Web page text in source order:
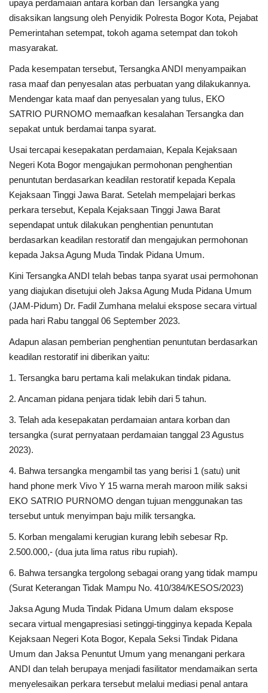
upaya perdamaian antara korban dan Tersangka yang
disaksikan langsung oleh Penyidik Polresta Bogor Kota, Pejabat
Pemerintahan setempat, tokoh agama setempat dan tokoh
masyarakat.
Pada kesempatan tersebut, Tersangka ANDI menyampaikan
rasa maaf dan penyesalan atas perbuatan yang dilakukannya.
Mendengar kata maaf dan penyesalan yang tulus, EKO
SATRIO PURNOMO memaafkan kesalahan Tersangka dan
sepakat untuk berdamai tanpa syarat.
Usai tercapai kesepakatan perdamaian, Kepala Kejaksaan
Negeri Kota Bogor mengajukan permohonan penghentian
penuntutan berdasarkan keadilan restoratif kepada Kepala
Kejaksaan Tinggi Jawa Barat. Setelah mempelajari berkas
perkara tersebut, Kepala Kejaksaan Tinggi Jawa Barat
sependapat untuk dilakukan penghentian penuntutan
berdasarkan keadilan restoratif dan mengajukan permohonan
kepada Jaksa Agung Muda Tindak Pidana Umum.
Kini Tersangka ANDI telah bebas tanpa syarat usai permohonan
yang diajukan disetujui oleh Jaksa Agung Muda Pidana Umum
(JAM-Pidum) Dr. Fadil Zumhana melalui ekspose secara virtual
pada hari Rabu tanggal 06 September 2023.
Adapun alasan pemberian penghentian penuntutan berdasarkan
keadilan restoratif ini diberikan yaitu:
1. Tersangka baru pertama kali melakukan tindak pidana.
2. Ancaman pidana penjara tidak lebih dari 5 tahun.
3. Telah ada kesepakatan perdamaian antara korban dan
tersangka (surat pernyataan perdamaian tanggal 23 Agustus
2023).
4. Bahwa tersangka mengambil tas yang berisi 1 (satu) unit
hand phone merk Vivo Y 15 warna merah maroon milik saksi
EKO SATRIO PURNOMO dengan tujuan menggunakan tas
tersebut untuk menyimpan baju milik tersangka.
5. Korban mengalami kerugian kurang lebih sebesar Rp.
2.500.000,- (dua juta lima ratus ribu rupiah).
6. Bahwa tersangka tergolong sebagai orang yang tidak mampu
(Surat Keterangan Tidak Mampu No. 410/384/KESOS/2023)
Jaksa Agung Muda Tindak Pidana Umum dalam ekspose
secara virtual mengapresiasi setinggi-tingginya kepada Kepala
Kejaksaan Negeri Kota Bogor, Kepala Seksi Tindak Pidana
Umum dan Jaksa Penuntut Umum yang menangani perkara
ANDI dan telah berupaya menjadi fasilitator mendamaikan serta
menyelesaikan perkara tersebut melalui mediasi penal antara